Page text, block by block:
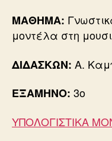
ΜΑΘΗΜΑ:
μοντέλα στη
ΔΙΔΑΣΚΩΝ: Α.
ΕΞΑΜΗΝΟ: 3ο
ΥΠΟΛΟΓΙΣΤΙΚΑ